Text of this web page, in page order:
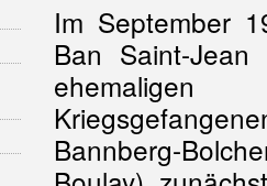
Im September
Ban Saint-
Bannberg-